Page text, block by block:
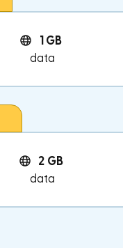
1 GB
data
2 GB
data